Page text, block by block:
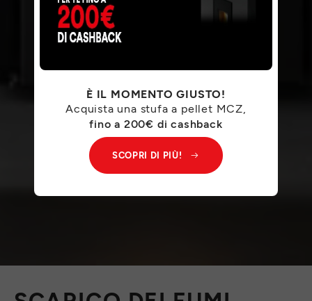
È IL MOMENTO GIUSTO!
Acquista una stufa a pellet MCZ,
fino a 200€ di cashback
SCOPRI DI PIÙ!